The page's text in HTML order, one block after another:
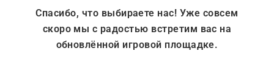
Забыли свой пароль?
Спасибо, что выбираете нас! Уже совсем
скоро мы с радостью встретим вас на
обновлённой игровой площадке.